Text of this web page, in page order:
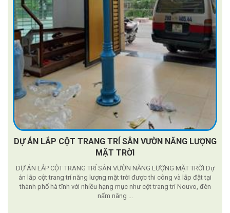
DỰ ÁN LẮP CỘT TRANG TRÍ SÂN VƯỜN NĂNG LƯỢNG
MẶT TRỜI
DỰ ÁN LẮP CỘT TRANG TRÍ SÂN VƯỜN NĂNG LƯỢNG MẶT TRỜI Dự
án lắp cột trang trí năng lượng mặt trời được thi công và lắp đặt tại
thành phố hà tĩnh với nhiều hạng mục như cột trang trí Nouvo, đèn
nấm năng ...